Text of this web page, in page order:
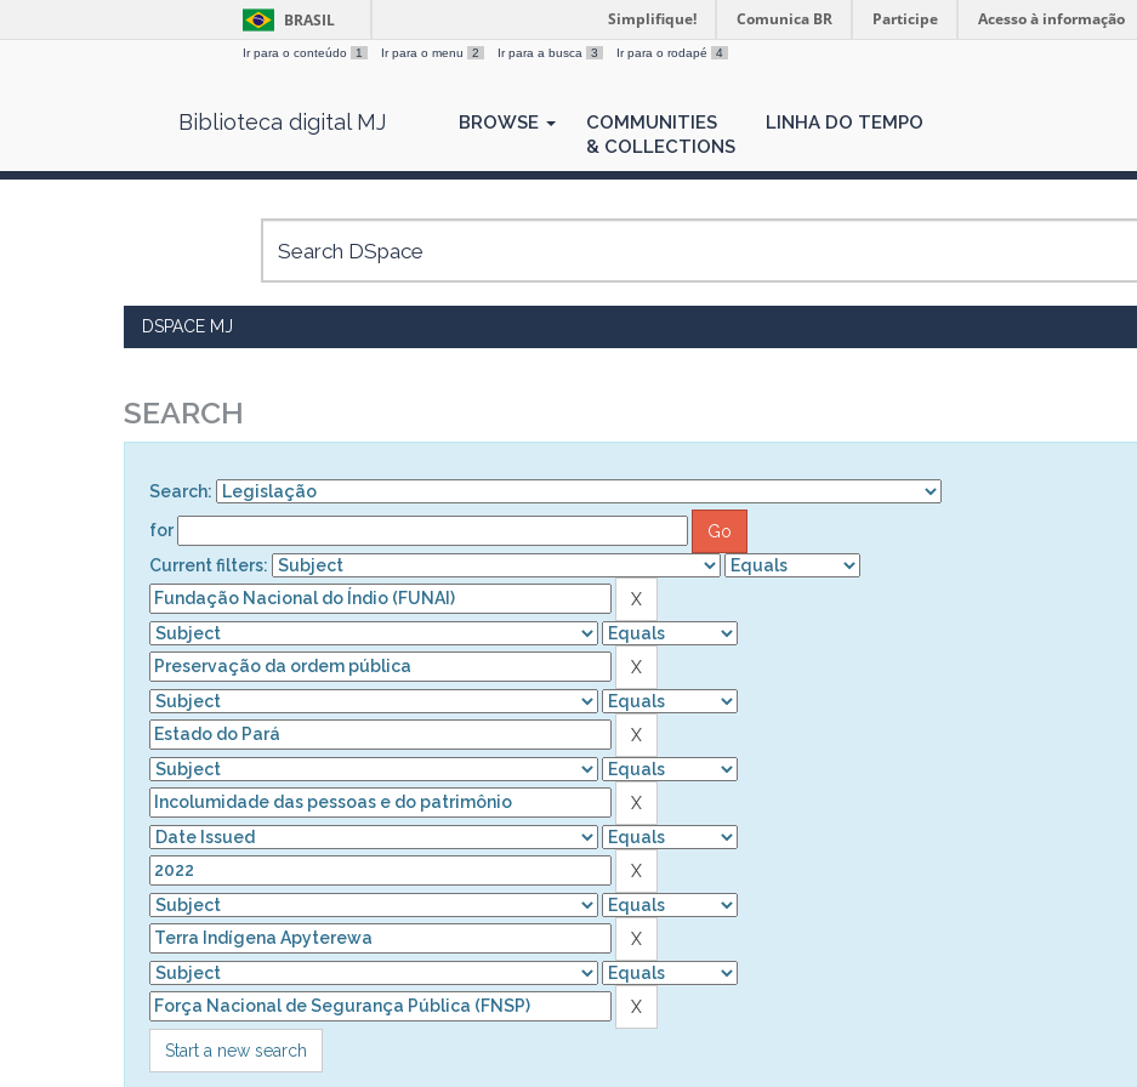
BRASIL Simplifique! Comunica BR Participe Acesso à informação
Ir para o conteúdo 1 Ir para o menu 2 Ir para a busca 3 Ir para o rodapé 4
Biblioteca digital MJ BROWSE
COMMUNITIES
& COLLECTIONS
LINHA DO TEMPO
DSPACE MJ
SEARCH
Search:
for
Current filters:
Start a new search